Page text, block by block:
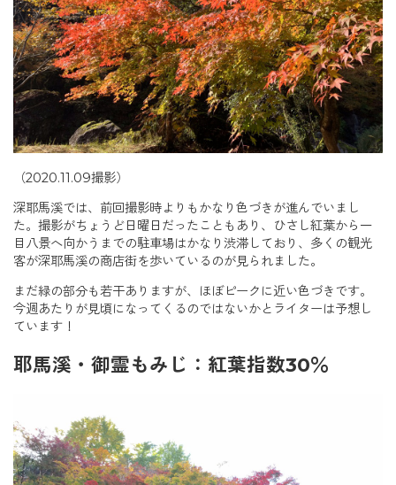
（2020.11.09撮影）
深耶馬溪では、前回撮影時よりもかなり色づきが進んでいまし
た。撮影がちょうど日曜日だったこともあり、ひさし紅葉から一
目八景へ向かうまでの駐車場はかなり渋滞しており、多くの観光
客が深耶馬溪の商店街を歩いているのが見られました。
まだ緑の部分も若干ありますが、ほぼピークに近い色づきです。
今週あたりが見頃になってくるのではないかとライターは予想し
ています！
耶馬溪・御霊もみじ：紅葉指数30％